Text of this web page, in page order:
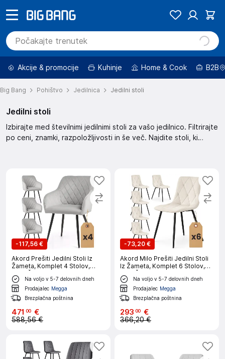
Akcije & promocije Kuhinje Home & Cook B2B
Big Bang Pohištvo Jedilnica Jedilni stoli
Jedilni stoli
Izbirajte med številnimi jedilnimi stoli za vašo jedilnico. Filtrirajte
po ceni, znamki, razpoložljivosti in še več. Najdite stoli, ki
-117,56 €
Akord Prešiti Jedilni Stoli Iz
Žameta, Komplet 4 Stolov,
Siva, Črne Noge
Na voljo v 5-7 delovnih dneh
Prodajalec Megga
Brezplačna poštnina
471 00 €
588,56 €
-73,20 €
Akord Milo Prešiti Jedilni Stoli
Iz Žameta, Komplet 6 Stolov,
Bež, Črne Noge
Na voljo v 5-7 delovnih dneh
Prodajalec Megga
Brezplačna poštnina
293 00 €
366,20 €